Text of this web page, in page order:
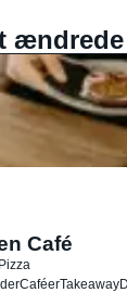
Café
Pizza
CaféerTakeaway